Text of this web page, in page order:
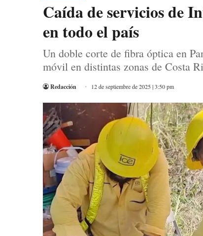
Caída de servicios de
en todo el país
Un doble corte de fibra óptica en
móvil en distintas zonas de Costa
Redacción 12 de septiembre de 2025 | 3:50 pm